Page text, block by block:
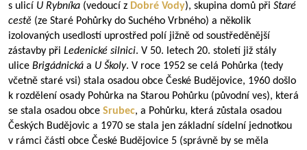
s ulicí U Rybníka (vedoucí z Dobré Vody), skupina domů při Staré
cestě (ze Staré Pohůrky do Suchého Vrbného) a několik
izolovaných usedlostí uprostřed polí jižně od soustředěnější
zástavby při Ledenické silnici. V 50. letech 20. století již stály
ulice Brigádnická a U Školy. V roce 1952 se celá Pohůrka (tedy
včetně staré vsi) stala osadou obce České Budějovice, 1960 došlo
k rozdělení osady Pohůrka na Starou Pohůrku (původní ves), která
se stala osadou obce Srubec, a Pohůrku, která zůstala osadou
Českých Budějovic a 1970 se stala jen základní sídelní jednotkou
v rámci části obce České Budějovice 5 (správně by se měla